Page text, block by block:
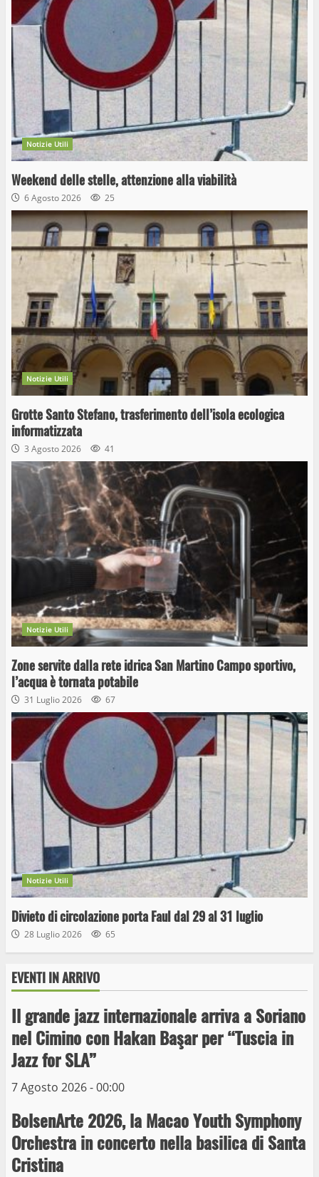
Notizie Utili
Weekend delle stelle, attenzione alla viabilità
6 Agosto 2026 25
Notizie Utili
Grotte Santo Stefano, trasferimento dell’isola ecologica
informatizzata
3 Agosto 2026 41
Notizie Utili
Zone servite dalla rete idrica San Martino Campo sportivo,
l’acqua è tornata potabile
31 Luglio 2026 67
Notizie Utili
Divieto di circolazione porta Faul dal 29 al 31 luglio
28 Luglio 2026 65
EVENTI IN ARRIVO
Il grande jazz internazionale arriva a Soriano
nel Cimino con Hakan Başar per “Tuscia in
Jazz for SLA”
7 Agosto 2026 - 00:00
BolsenArte 2026, la Macao Youth Symphony
Orchestra in concerto nella basilica di Santa
Cristina
3
Wiplanet Baseball supera il Napoli
9 Maggio 2023
4
La Polizia di Stato arresta il ladro seriale
delle auto in sosta a Viterbo
10 Maggio 2023